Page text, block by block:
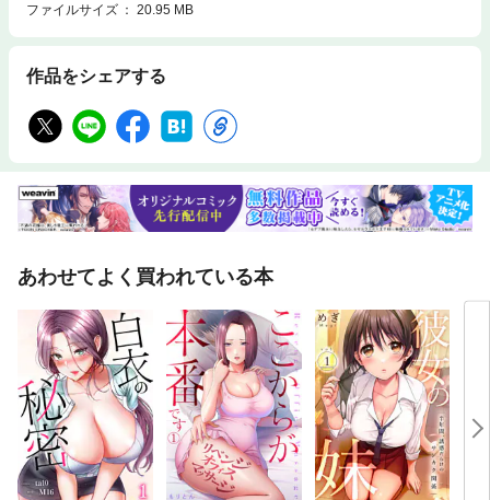
ファイルサイズ
20.95 MB
作品をシェアする
あわせてよく買われている本